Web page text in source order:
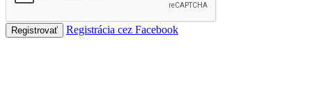
Registrácia cez Facebook